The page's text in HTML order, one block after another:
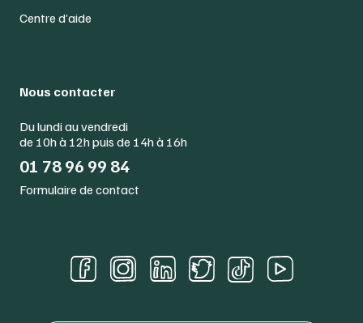
Centre d’aide
Nous contacter
Du lundi au vendredi
de 10h à 12h puis de 14h à 16h
01 78 96 99 84
Formulaire de contact